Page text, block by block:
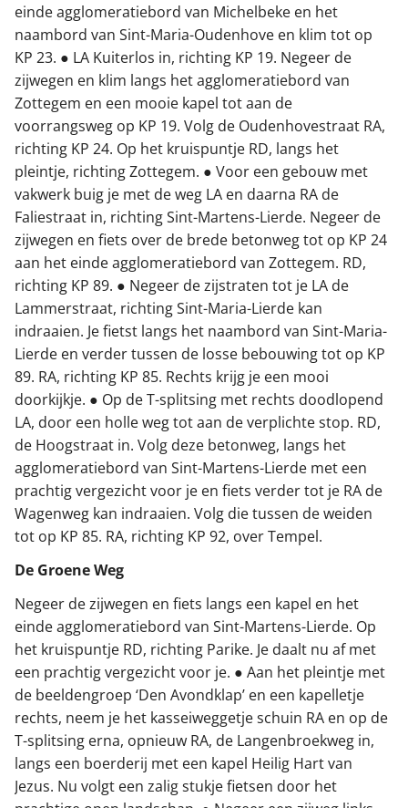
einde agglomeratiebord van Michelbeke en het
naambord van Sint-Maria-Oudenhove en klim tot op
KP 23. ● LA Kuiterlos in, richting KP 19. Negeer de
zijwegen en klim langs het agglomeratiebord van
Zottegem en een mooie kapel tot aan de
voorrangsweg op KP 19. Volg de Oudenhovestraat RA,
richting KP 24. Op het kruispuntje RD, langs het
pleintje, richting Zottegem. ● Voor een gebouw met
vakwerk buig je met de weg LA en daarna RA de
Faliestraat in, richting Sint-Martens-Lierde. Negeer de
zijwegen en fiets over de brede betonweg tot op KP 24
aan het einde agglomeratiebord van Zottegem. RD,
richting KP 89. ● Negeer de zijstraten tot je LA de
Lammerstraat, richting Sint-Maria-Lierde kan
indraaien. Je fietst langs het naambord van Sint-Maria-
Lierde en verder tussen de losse bebouwing tot op KP
89. RA, richting KP 85. Rechts krijg je een mooi
doorkijkje. ● Op de T-splitsing met rechts doodlopend
LA, door een holle weg tot aan de verplichte stop. RD,
de Hoogstraat in. Volg deze betonweg, langs het
agglomeratiebord van Sint-Martens-Lierde met een
prachtig vergezicht voor je en fiets verder tot je RA de
Wagenweg kan indraaien. Volg die tussen de weiden
tot op KP 85. RA, richting KP 92, over Tempel.
De Groene Weg
Negeer de zijwegen en fiets langs een kapel en het
einde agglomeratiebord van Sint-Martens-Lierde. Op
het kruispuntje RD, richting Parike. Je daalt nu af met
een prachtig vergezicht voor je. ● Aan het pleintje met
de beeldengroep ‘Den Avondklap’ en een kapelletje
rechts, neem je het kasseiweggetje schuin RA en op de
T-splitsing erna, opnieuw RA, de Langenbroekweg in,
langs een boerderij met een kapel Heilig Hart van
Jezus. Nu volgt een zalig stukje fietsen door het